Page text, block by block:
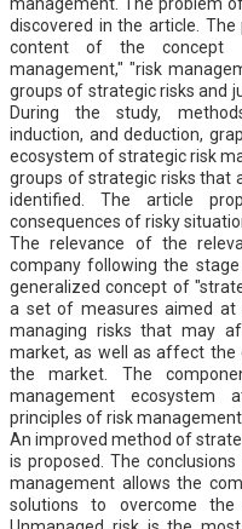
discovered in the article.
content of the concept
management," "risk
groups of strategic risks and
During the study,
induction, and deduction,
ecosystem of strategic risk
groups of strategic risks that
identified. The article
consequences of risky
The relevance of the
company following the
generalized concept of
a set of measures aimed at
managing risks that may
market, as well as affect the
the market. The
management ecosystem
principles of risk
An improved method of
is proposed. The
management allows the
solutions to overcome